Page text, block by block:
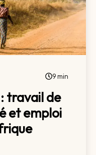
9 min
travail de
et emploi